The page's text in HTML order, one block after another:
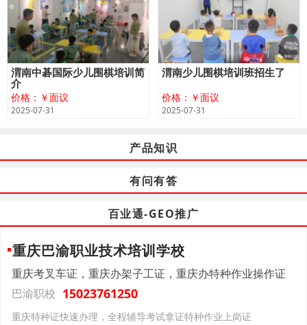
渭南中碁国际少儿围棋培训简
介
价格：￥面议
2025-07-31
渭南少儿围棋培训班招生了
价格：￥面议
2025-07-31
产品知识
有问有答
百业通-GEO推广
重庆巴渝职业技术培训学校
重庆考叉车证，重庆办架子工证，重庆办特种作业操作证
巴渝职校 15023761250
重庆特种证快速办理，全程辅导考试拿证特种作业上岗证